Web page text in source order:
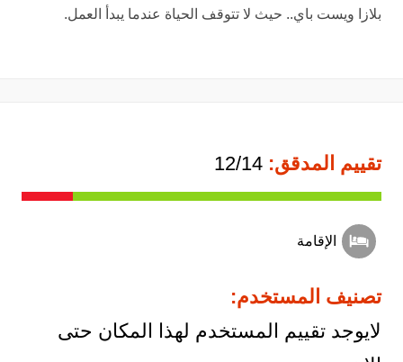
بلازا ويست باي.. حيث لا تتوقف الحياة عندما يبدأ العمل.
تقييم المدقق:
الإقامة
تصنيف المستخدم:
لايوجد تقييم المستخدم لهذا المكان حتى